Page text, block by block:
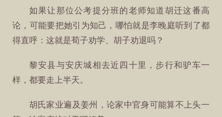
如果让那位公考提分班的老师知道胡迁这番高
论，可能要把她引为知己，哪怕就是李晚庭听到了都
得直呼：这就是荀子劝学、胡子劝退吗？
黎安县与安庆城相去近四十里，步行和驴车一
样，都要走上半天。
胡氏家业遍及姜州，论家中官身可能算不上头一